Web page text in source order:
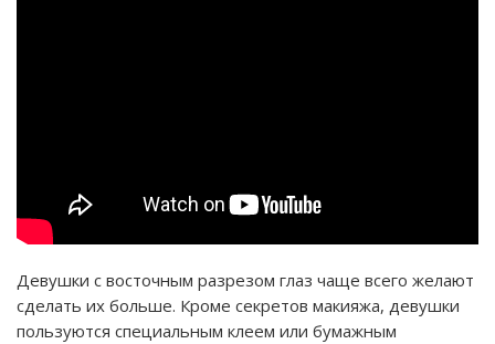
Девушки с восточным разрезом глаз чаще всего желают
сделать их больше. Кроме секретов макияжа, девушки
пользуются специальным клеем или бумажным